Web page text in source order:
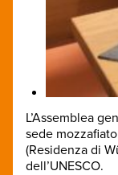
L’Assemblea
sede
(Residenza di
dell’UNESCO.